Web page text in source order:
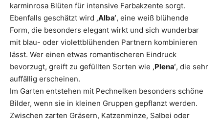
karminrosa Blüten für intensive Farbakzente sorgt.
Ebenfalls geschätzt wird ‚Alba‘, eine weiß blühende
Form, die besonders elegant wirkt und sich wunderbar
mit blau- oder violettblühenden Partnern kombinieren
lässt. Wer einen etwas romantischeren Eindruck
bevorzugt, greift zu gefüllten Sorten wie ‚Plena‘, die sehr
auffällig erscheinen.
Im Garten entstehen mit Pechnelken besonders schöne
Bilder, wenn sie in kleinen Gruppen gepflanzt werden.
Zwischen zarten Gräsern, Katzenminze, Salbei oder